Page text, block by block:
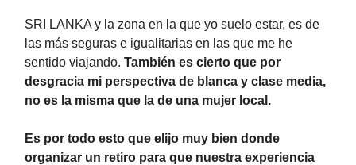
SRI LANKA y la zona en la que yo suelo estar, es de
las más seguras e igualitarias en las que me he
sentido viajando. También es cierto que por
desgracia mi perspectiva de blanca y clase media,
no es la misma que la de una mujer local.
Es por todo esto que elijo muy bien donde
organizar un retiro para que nuestra experiencia